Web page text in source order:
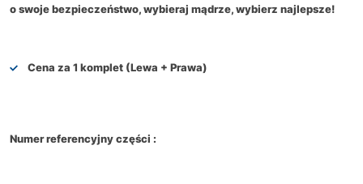
o swoje bezpieczeństwo, wybieraj mądrze, wybierz najlepsze!
Cena za 1 komplet (Lewa + Prawa)
Numer referencyjny części :